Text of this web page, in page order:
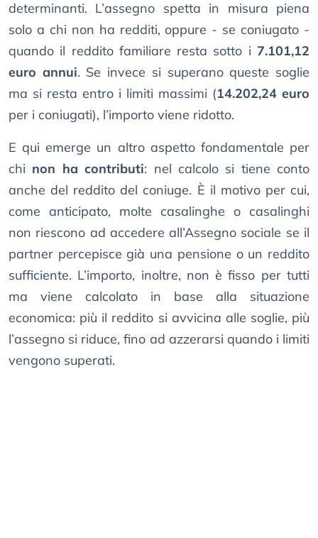
determinanti. L’assegno spetta in misura piena
solo a chi non ha redditi, oppure - se coniugato -
quando il reddito familiare resta sotto i 7.101,12
euro annui. Se invece si superano queste soglie
ma si resta entro i limiti massimi (14.202,24 euro
per i coniugati), l’importo viene ridotto.
E qui emerge un altro aspetto fondamentale per
chi non ha contributi: nel calcolo si tiene conto
anche del reddito del coniuge. È il motivo per cui,
come anticipato, molte casalinghe o casalinghi
non riescono ad accedere all’Assegno sociale se il
partner percepisce già una pensione o un reddito
sufficiente. L’importo, inoltre, non è fisso per tutti
ma viene calcolato in base alla situazione
economica: più il reddito si avvicina alle soglie, più
l’assegno si riduce, fino ad azzerarsi quando i limiti
vengono superati.